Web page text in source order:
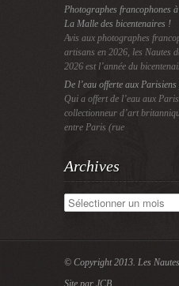
Photographes francophones
La Malle des bicentenaires !
Avis aux photographes
artisans en 2026, les Nautes
2026 est l’année du
De l’eau offerte aux
Qui a offert de l’eau aux
collectionneur d’art
entre Paris (rue
Archives
Archives
© Copyright 2013. Les
Site par JCB